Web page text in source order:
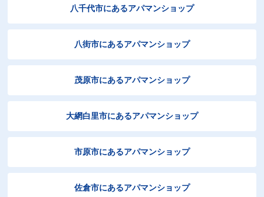
八千代市にあるアパマンショップ
八街市にあるアパマンショップ
茂原市にあるアパマンショップ
大網白里市にあるアパマンショップ
市原市にあるアパマンショップ
佐倉市にあるアパマンショップ